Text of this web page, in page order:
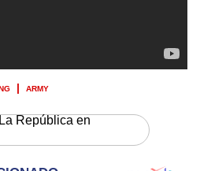
ARMY
República en